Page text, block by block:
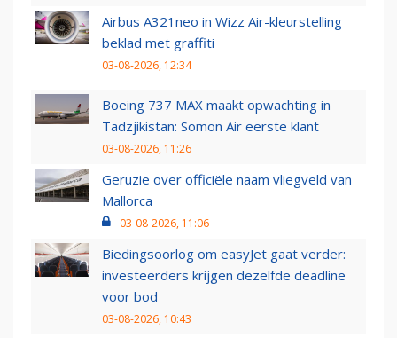
Airbus A321neo in Wizz Air-kleurstelling
beklad met graffiti
03-08-2026, 12:34
Boeing 737 MAX maakt opwachting in
Tadzjikistan: Somon Air eerste klant
03-08-2026, 11:26
Geruzie over officiële naam vliegveld van
Mallorca
03-08-2026, 11:06
Biedingsoorlog om easyJet gaat verder:
investeerders krijgen dezelfde deadline
voor bod
03-08-2026, 10:43